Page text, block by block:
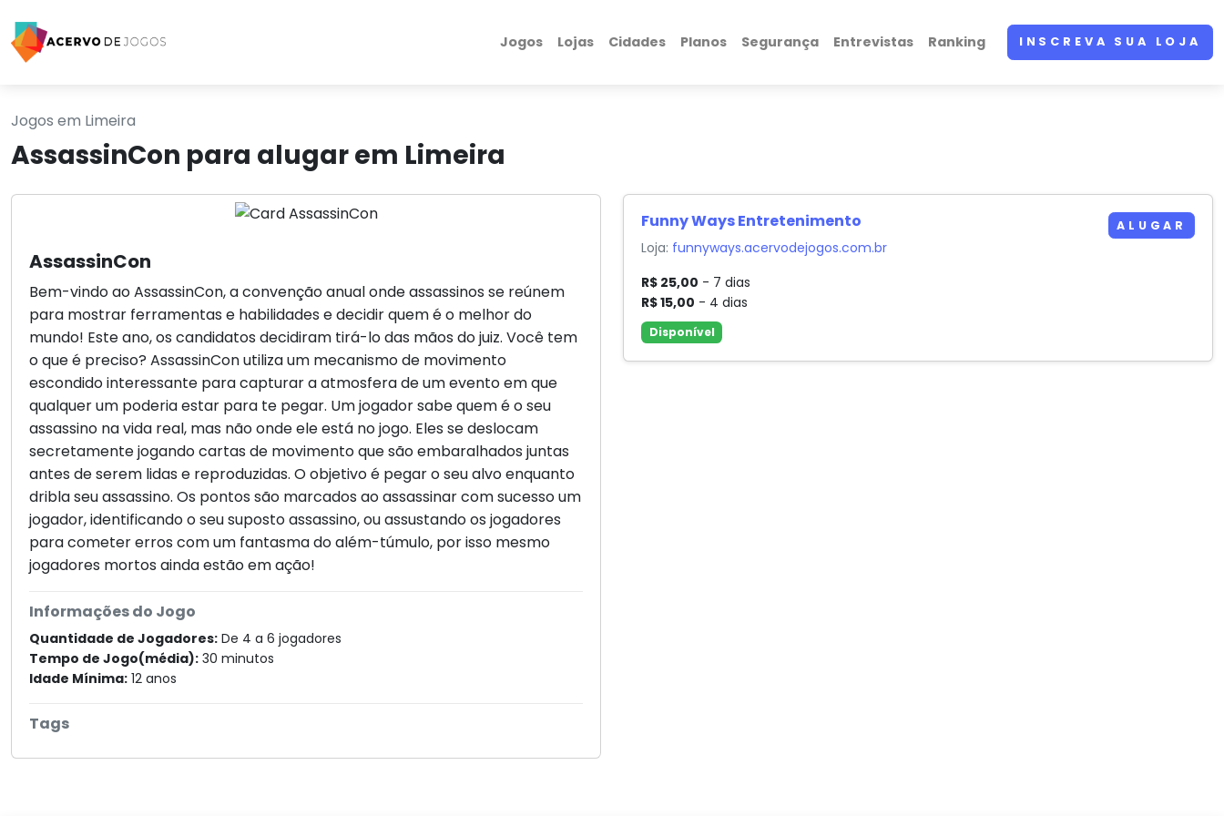
Jogos Lojas Cidades Planos Segurança Entrevistas Ranking INSCREVA SUA LOJA
Jogos em Limeira
AssassinCon para alugar em Limeira
AssassinCon
Bem-vindo ao AssassinCon, a convenção anual onde assassinos se reúnem
para mostrar ferramentas e habilidades e decidir quem é o melhor do
mundo! Este ano, os candidatos decidiram tirá-lo das mãos do juiz. Você tem
o que é preciso? AssassinCon utiliza um mecanismo de movimento
escondido interessante para capturar a atmosfera de um evento em que
qualquer um poderia estar para te pegar. Um jogador sabe quem é o seu
assassino na vida real, mas não onde ele está no jogo. Eles se deslocam
secretamente jogando cartas de movimento que são embaralhados juntas
antes de serem lidas e reproduzidas. O objetivo é pegar o seu alvo enquanto
dribla seu assassino. Os pontos são marcados ao assassinar com sucesso um
jogador, identificando o seu suposto assassino, ou assustando os jogadores
para cometer erros com um fantasma do além-túmulo, por isso mesmo
jogadores mortos ainda estão em ação!
Informações do Jogo
Quantidade de Jogadores: De 4 a 6 jogadores
Tempo de Jogo(média): 30 minutos
Idade Mínima: 12 anos
Tags
Funny Ways Entretenimento
Loja: funnyways.acervodejogos.com.br
R$ 25,00 - 7 dias
R$ 15,00 - 4 dias
Disponível
ALUGAR